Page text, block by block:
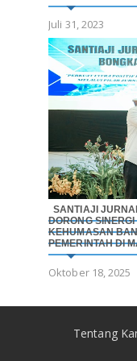
Juli 31, 2023
SANTIAJI
DORONG
KEHUMASAN
PEMERINTAH DI
Oktober 18, 2025
Tentang